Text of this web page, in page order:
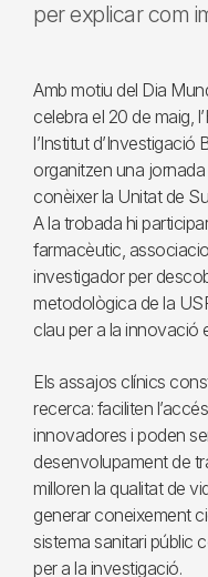
per explicar com
Amb motiu del Dia
celebra el 20 de maig,
l’Institut
organitzen una
conèixer la Unitat de
A la trobada hi
farmacèutic,
investigador per
metodològica de la
clau per a la innovació
Els assajos clínics
recerca: faciliten
innovadores i poden
desenvolupament de
milloren la qualitat de
generar coneixement
sistema sanitari públic
per a la investigació.